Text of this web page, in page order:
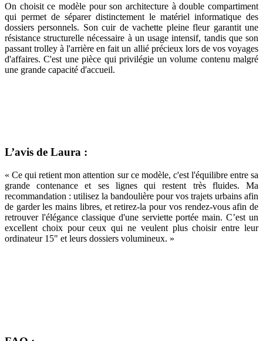
On choisit ce modèle pour son architecture à double compartiment
qui permet de séparer distinctement le matériel informatique des
dossiers personnels. Son cuir de vachette pleine fleur garantit une
résistance structurelle nécessaire à un usage intensif, tandis que son
passant trolley à l'arrière en fait un allié précieux lors de vos voyages
d'affaires. C'est une pièce qui privilégie un volume contenu malgré
une grande capacité d'accueil.
L’avis de Laura :
« Ce qui retient mon attention sur ce modèle, c'est l'équilibre entre sa
grande contenance et ses lignes qui restent très fluides. Ma
recommandation : utilisez la bandoulière pour vos trajets urbains afin
de garder les mains libres, et retirez-la pour vos rendez-vous afin de
retrouver l'élégance classique d'une serviette portée main. C’est un
excellent choix pour ceux qui ne veulent plus choisir entre leur
ordinateur 15" et leurs dossiers volumineux. »